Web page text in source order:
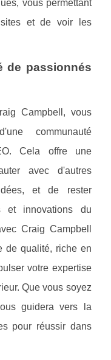
vous permettant
sites et de voir les
de passionnés
Campbell, vous
communauté
Cela offre une
avec d'autres
et de rester
et innovations du
Craig Campbell
de qualité, riche en
votre expertise
Que vous soyez
guidera vers la
pour réussir dans